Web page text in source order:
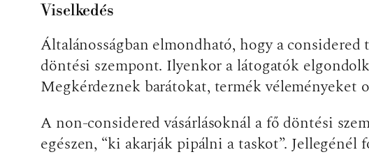
Viselkedés
Általánosságban elmondható, hogy a considered
döntési szempont. Ilyenkor a látogatók
Megkérdeznek barátokat, termék véleményeket
A non-considered vásárlásoknál a fő döntési
egészen, “ki akarják pipálni a taskot”.